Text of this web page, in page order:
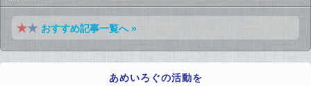
おすすめ記事一覧へ »
あめいろぐの活動を